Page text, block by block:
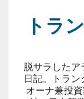
トラ
脱サラした
日記。トラ
オーナ兼投